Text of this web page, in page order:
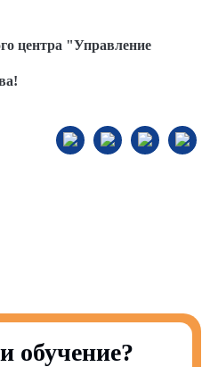
центра "Управление
обучение?